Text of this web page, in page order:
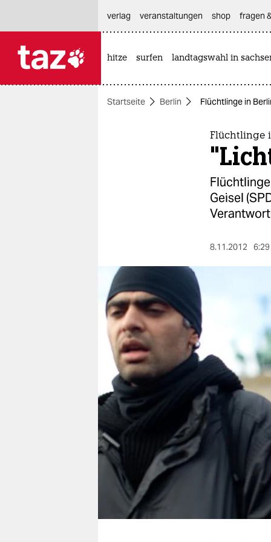
themen
berlin
nord
wahrheit
verlag
verlag
veranstaltungen
fragen & hilfe
unterstützen
genossenschaft
verlag
veranstaltungen shop fragen
hitze surfen landtagswahl in
Startseite Berlin Flüchtlinge in
Flüchtlinge
Geisel
8.11.2012